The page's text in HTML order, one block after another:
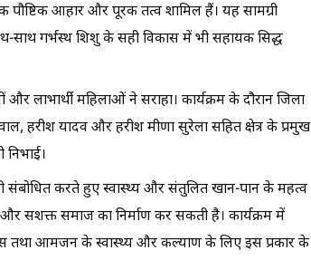
आहार और पूरक तत्व शामिल हैं। यह सामग्री
साथ गर्भस्थ शिशु के सही विकास में भी सहायक सिद्ध
और लाभार्थी महिलाओं ने सराहा। कार्यक्रम के दौरान जिला
हरीश यादव और हरीश मीणा सुरेला सहित क्षेत्र के प्रमुख
निभाई।
करते हुए स्वास्थ्य और संतुलित खान-पान के महत्व
और सशक्त समाज का निर्माण कर सकती है। कार्यक्रम में
तथा आमजन के स्वास्थ्य और कल्याण के लिए इस प्रकार के